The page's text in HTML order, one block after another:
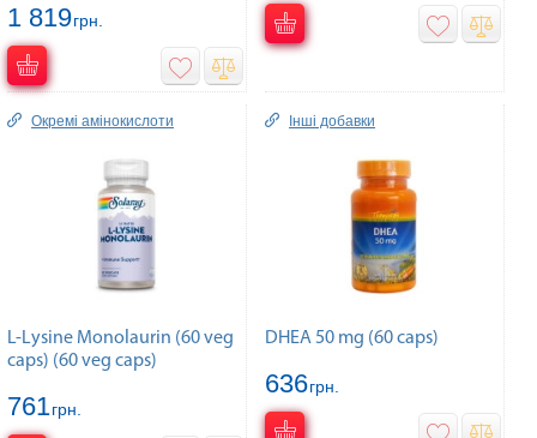
1 819грн.
Окремі амінокислоти
L-Lysine Monolaurin (60 veg
caps) (60 veg caps)
761грн.
Інші добавки
DHEA 50 mg (60 caps)
636грн.